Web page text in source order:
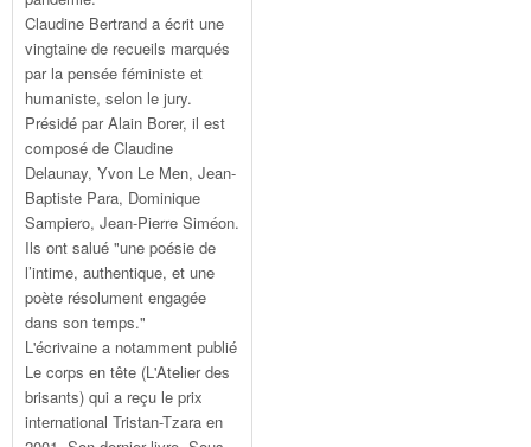
Claudine Bertrand a écrit une
vingtaine de recueils marqués
par la pensée féministe et
humaniste, selon le jury.
Présidé par Alain Borer, il est
composé de Claudine
Delaunay, Yvon Le Men, Jean-
Baptiste Para, Dominique
Sampiero, Jean-Pierre Siméon.
Ils ont salué "une poésie de
l’intime, authentique, et une
poète résolument engagée
dans son temps."
L'écrivaine a notamment publié
Le corps en tête (L'Atelier des
brisants) qui a reçu le prix
international Tristan-Tzara en